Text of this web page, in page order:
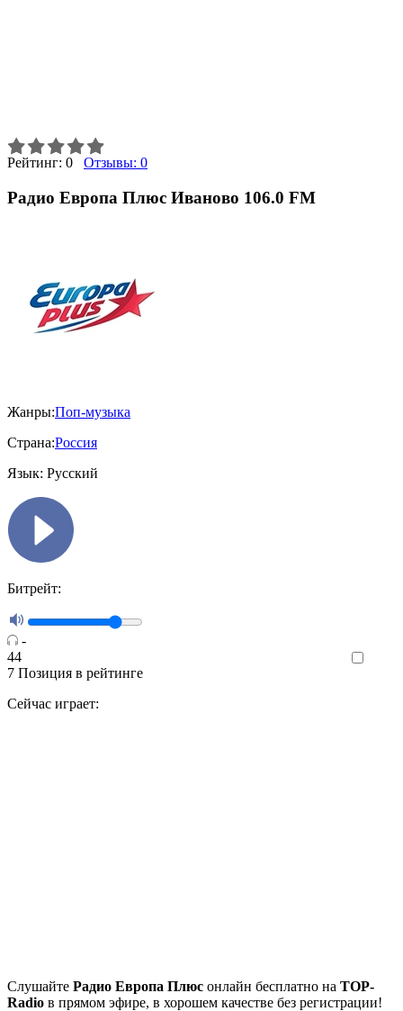
Рейтинг: 0 Отзывы: 0
Радио Европа Плюс Иваново 106.0 FM
Жанры:Поп-музыка
Страна:Россия
Язык: Русский
Битрейт:
-
44
7 Позиция в рейтинге
Сейчас играет:
Cлушайте Радио Европа Плюс онлайн бесплатно на TOP-
Radio в прямом эфире, в хорошем качестве без регистрации!